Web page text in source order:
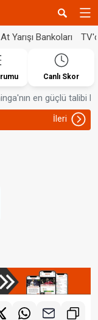
At Yarışı Bankoları
Canlı Skor
en güçlü talibi
İleri